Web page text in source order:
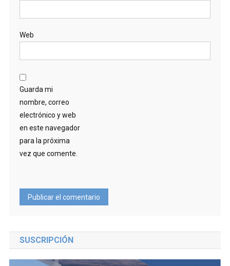
Web
Guarda mi
nombre, correo
electrónico y web
en este navegador
para la próxima
vez que comente.
SUSCRIPCIÓN